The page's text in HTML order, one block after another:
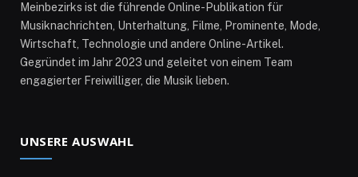
Meinbezirks ist die führende Online-Publikation für
Musiknachrichten, Unterhaltung, Filme, Prominente, Mode,
Wirtschaft, Technologie und andere Online-Artikel.
Gegründet im Jahr 2023 und geleitet von einem Team
engagierter Freiwilliger, die Musik lieben.
UNSERE AUSWAHL